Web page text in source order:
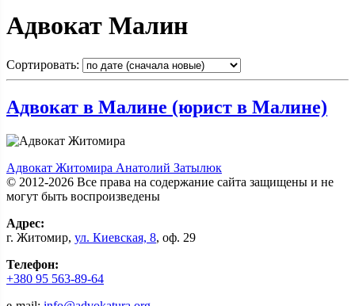
Адвокат Малин
Сортировать:
Адвокат в Малине (юрист в Малине)
Адвокат Житомира Анатолий Затылюк
© 2012-2026 Все права на содержание сайта защищены и не
могут быть воспроизведены
Адрес:
г. Житомир, ул. Киевcкая, 8, оф. 29
Телефон:
+380 95 563-89-64